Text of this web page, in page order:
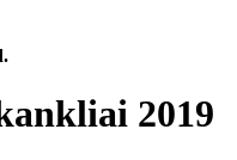
2019